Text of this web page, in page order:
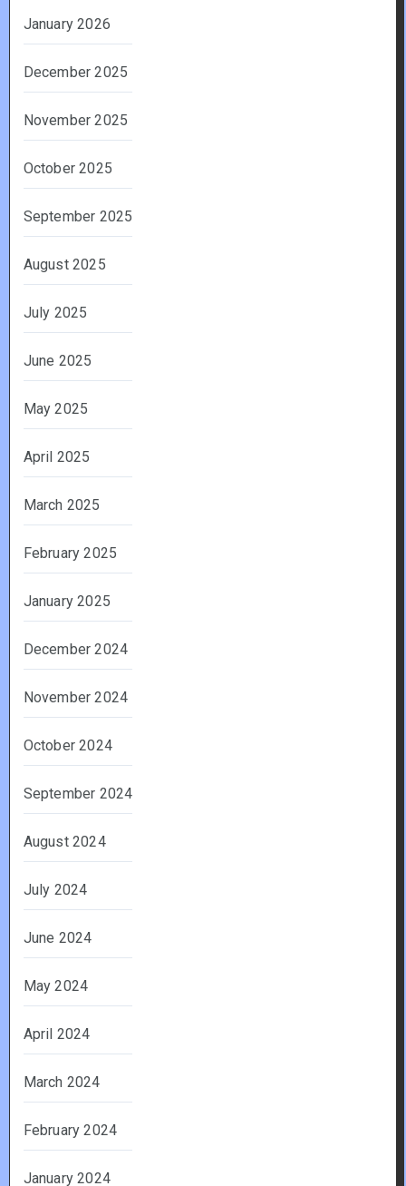
January 2026
December 2025
November 2025
October 2025
September 2025
August 2025
July 2025
June 2025
May 2025
April 2025
March 2025
February 2025
January 2025
December 2024
November 2024
October 2024
September 2024
August 2024
July 2024
June 2024
May 2024
April 2024
March 2024
February 2024
January 2024